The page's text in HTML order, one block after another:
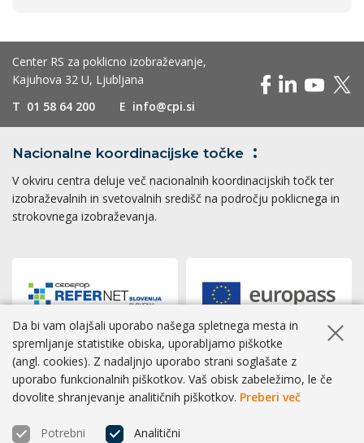
Center RS za poklicno izobraževanje,
Kajuhova 32 U, Ljubljana
T 01 58 64 200 E info@cpi.si
Nacionalne koordinacijske točke
V okviru centra deluje več nacionalnih koordinacijskih točk ter
izobraževalnih in svetovalnih središč na področju poklicnega in
strokovnega izobraževanja.
Dostopnost|Zasebnost|Piškotki
Skrij
Da bi vam olajšali uporabo našega spletnega mesta in
spremljanje statistike obiska, uporabljamo piškotke
(angl. cookies). Z nadaljnjo uporabo strani soglašate z
uporabo funkcionalnih piškotkov. Vaš obisk zabeležimo, le če
dovolite shranjevanje analitičnih piškotkov. Preberi več
Potrebni Analitični